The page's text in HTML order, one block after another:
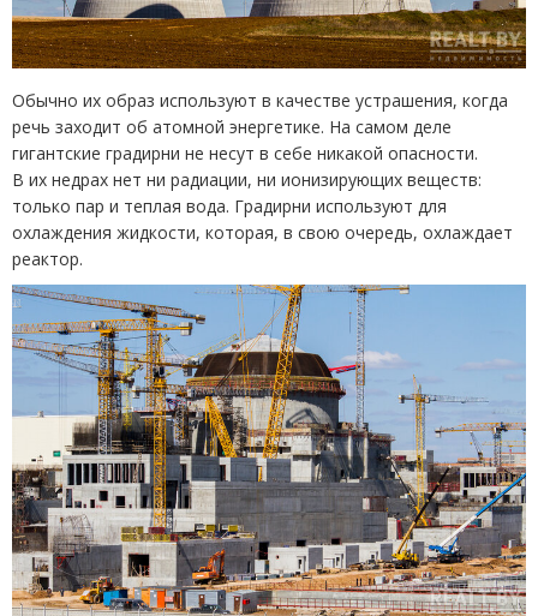
Обычно их образ используют в качестве устрашения, когда
речь заходит об атомной энергетике. На самом деле
гигантские градирни не несут в себе никакой опасности.
В их недрах нет ни радиации, ни ионизирующих веществ:
только пар и теплая вода. Градирни используют для
охлаждения жидкости, которая, в свою очередь, охлаждает
реактор.